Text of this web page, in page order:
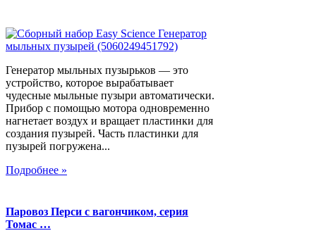
Генератор мыльных пузырьков — это
устройство, которое вырабатывает
чудесные мыльные пузыри автоматически.
Прибор с помощью мотора одновременно
нагнетает воздух и вращает пластинки для
создания пузырей. Часть пластинки для
пузырей погружена...
Подробнее »
Паровоз Перси с вагончиком, серия
Томас …